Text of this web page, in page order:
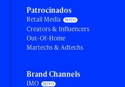
Patrocinados
Retail Media
Creators & Influencers
Out-Of-Home
Martechs & Adtechs
Brand Channels
IMO